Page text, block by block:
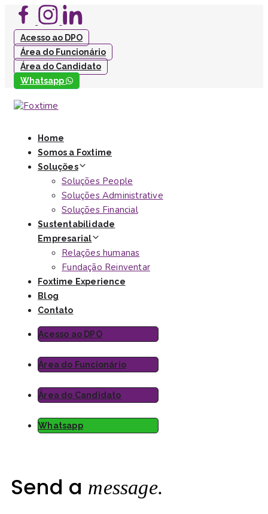
Skip
links
Skip
primary
navigation
Skip
content
Acesso ao DPO
Área do Funcionário
Área do Candidato
Whatsapp
Home
Somos a Foxtime
Soluções
Soluções People
Soluções Administrative
Soluções Financial
Sustentabilidade
Empresarial
Relações humanas
Fundação Reinventar
Foxtime Experience
Blog
Contato
Acesso ao DPO
Área do Funcionário
Área do Candidato
Whatsapp
Send a message.